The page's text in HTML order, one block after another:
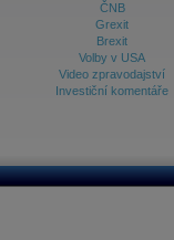
ČNB
Grexit
Brexit
Volby v USA
Video zpravodajství
Investiční komentáře